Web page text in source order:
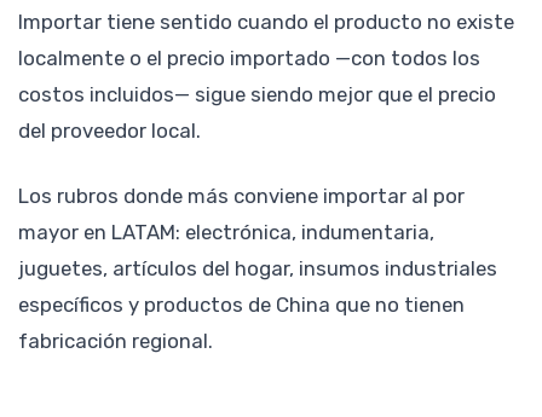
Importar tiene sentido cuando el producto no existe
localmente o el precio importado —con todos los
costos incluidos— sigue siendo mejor que el precio
del proveedor local.
Los rubros donde más conviene importar al por
mayor en LATAM: electrónica, indumentaria,
juguetes, artículos del hogar, insumos industriales
específicos y productos de China que no tienen
fabricación regional.